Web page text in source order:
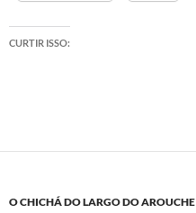
CURTIR ISSO:
O CHICHÁ DO LARGO DO AROUCHE